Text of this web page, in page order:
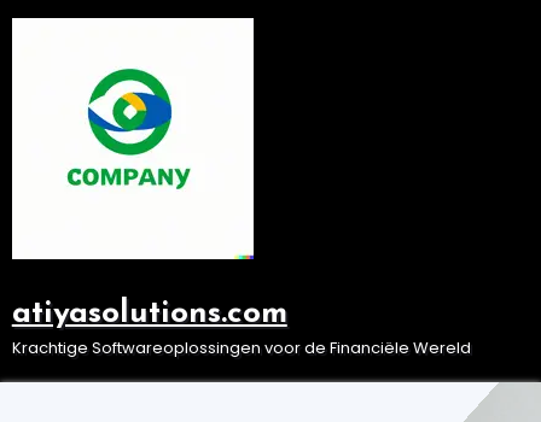
Ga
atiyasolutions.com
Krachtige Softwareoplossingen voor de Financiële Wereld